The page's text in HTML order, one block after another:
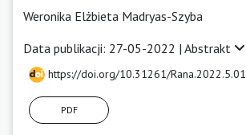
Weronika Elżbieta Madryas-Szyba
Data publikacji: 27-05-2022 | Abstrakt
https://doi.org/10.31261/Rana.2022.5.01
PDF